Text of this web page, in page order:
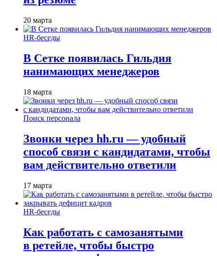
20 марта
HR-беседы
В Сетке появилась Гильдия
нанимающих менеджеров
18 марта
Поиск персонала
Звонки через hh.ru — удобный
способ связи с кандидатами, чтобы
вам действительно ответили
17 марта
HR-беседы
Как работать с самозанятыми
в ретейле, чтобы быстро